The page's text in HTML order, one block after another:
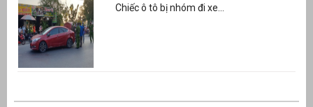
Chiếc ô tô bị nhóm đi xe...